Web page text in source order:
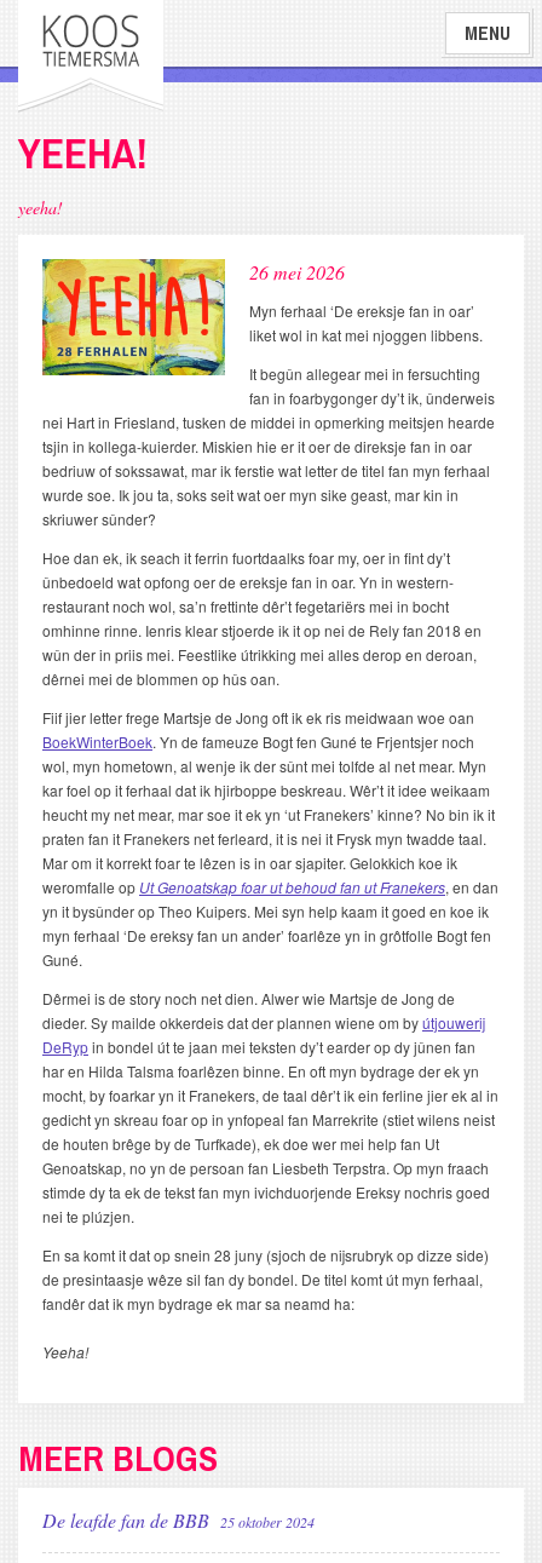
Overslaan
naar
gaan
MENU
YEEHA!
yeeha!
26 mei 2026
Myn ferhaal ‘De ereksje fan in oar’
liket wol in kat mei njoggen libbens.
It begûn allegear mei in fersuchting
fan in foarbygonger dy’t ik, ûnderweis
nei Hart in Friesland, tusken de middei in opmerking meitsjen hearde
tsjin in kollega-kuierder. Miskien hie er it oer de direksje fan in oar
bedriuw of sokssawat, mar ik ferstie wat letter de titel fan myn ferhaal
wurde soe. Ik jou ta, soks seit wat oer myn sike geast, mar kin in
skriuwer sûnder?
Hoe dan ek, ik seach it ferrin fuortdaalks foar my, oer in fint dy’t
ûnbedoeld wat opfong oer de ereksje fan in oar. Yn in western-
restaurant noch wol, sa’n frettinte dêr’t fegetariërs mei in bocht
omhinne rinne. Ienris klear stjoerde ik it op nei de Rely fan 2018 en
wûn der in priis mei. Feestlike útrikking mei alles derop en deroan,
dêrnei mei de blommen op hûs oan.
Fiif jier letter frege Martsje de Jong oft ik ek ris meidwaan woe oan
BoekWinterBoek. Yn de fameuze Bogt fen Guné te Frjentsjer noch
wol, myn hometown, al wenje ik der sûnt mei tolfde al net mear. Myn
kar foel op it ferhaal dat ik hjirboppe beskreau. Wêr’t it idee weikaam
heucht my net mear, mar soe it ek yn ‘ut Franekers’ kinne? No bin ik it
praten fan it Franekers net ferleard, it is nei it Frysk myn twadde taal.
Mar om it korrekt foar te lêzen is in oar sjapiter. Gelokkich koe ik
weromfalle op Ut Genoatskap foar ut behoud fan ut Franekers, en dan
yn it bysûnder op Theo Kuipers. Mei syn help kaam it goed en koe ik
myn ferhaal ‘De ereksy fan un ander’ foarlêze yn in grôtfolle Bogt fen
Guné.
Dêrmei is de story noch net dien. Alwer wie Martsje de Jong de
dieder. Sy mailde okkerdeis dat der plannen wiene om byútjouwerij
DeRypin bondel út te jaan mei teksten dy’t earder op dy jûnen fan
har en Hilda Talsma foarlêzen binne. En oft myn bydrage der ek yn
mocht, by foarkar yn it Franekers, de taal dêr’t ik ein ferline jier ek al in
gedicht yn skreau foar op in ynfopeal fan Marrekrite (stiet wilens neist
de houten brêge by de Turfkade), ek doe wer mei help fan Ut
Genoatskap, no yn de persoan fan Liesbeth Terpstra. Op myn fraach
stimde dy ta ek de tekst fan myn ivichduorjende Ereksy nochris goed
nei te plúzjen.
En sa komt it dat op snein 28 juny (sjoch de nijsrubryk op dizze side)
de presintaasje wêze sil fan dy bondel. De titel komt út myn ferhaal,
fandêr dat ik myn bydrage ek mar sa neamd ha:
Yeeha!
MEER BLOGS
De leafde fan de BBB 25 oktober 2024